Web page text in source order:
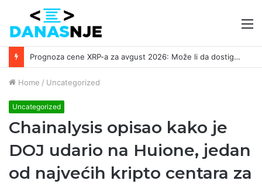
Južna Koreja traži pomoć Interpola zbog XRP prevare vredne 8,5 miliona dolara ￼
Home / Uncategorized
Uncategorized
Chainalysis opisao kako je
DOJ udario na Huione, jedan
od najvećih kripto centara za